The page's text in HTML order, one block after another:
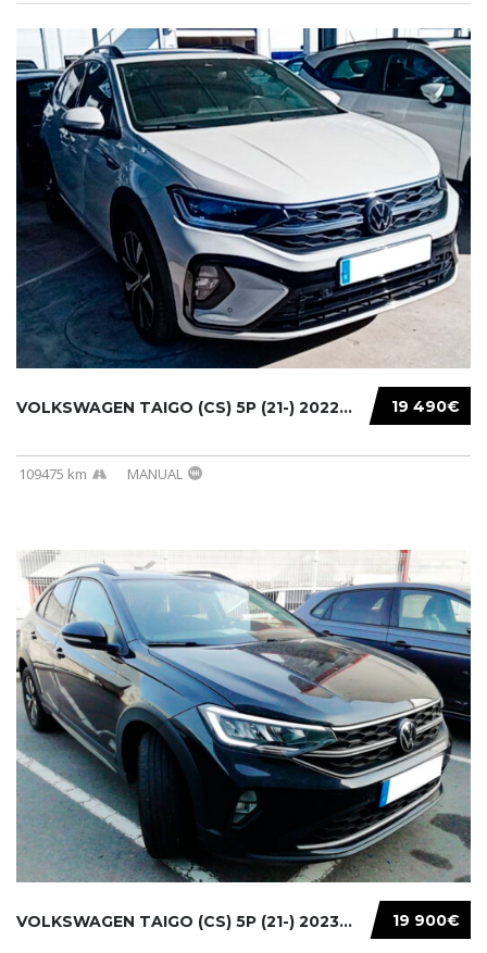
19 490€
VOLKSWAGEN TAIGO (CS) 5P (21-) 2022...
109475 km MANUAL
19 900€
VOLKSWAGEN TAIGO (CS) 5P (21-) 2023...